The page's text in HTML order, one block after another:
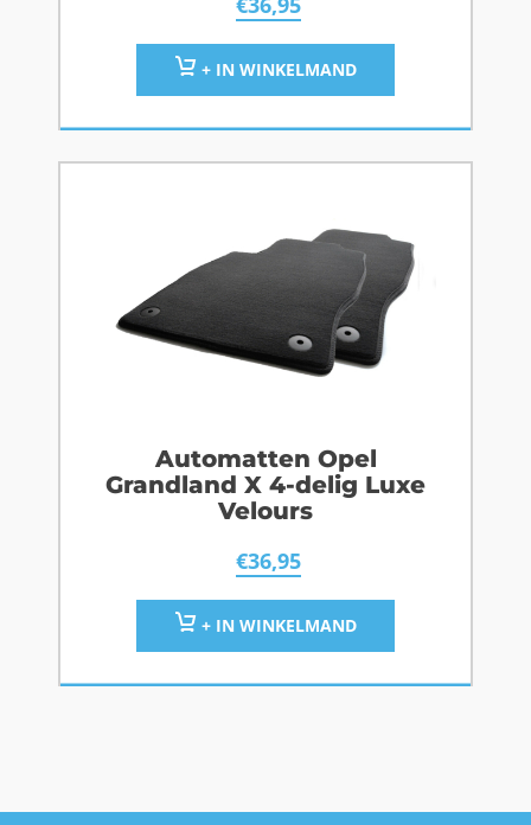
+ IN WINKELMAND
Automatten Opel
Grandland X 4-delig Luxe
Velours
€36,95
+ IN WINKELMAND